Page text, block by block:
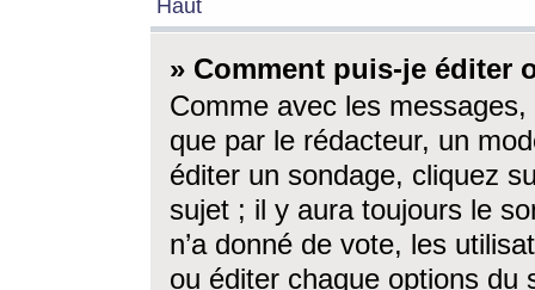
Haut
» Comment puis-je éditer
Comme avec les
que par le rédacteur, un
éditer un sondage, cliquez
sujet ; il y aura toujours le
n’a donné de vote, les
ou éditer chaque options du